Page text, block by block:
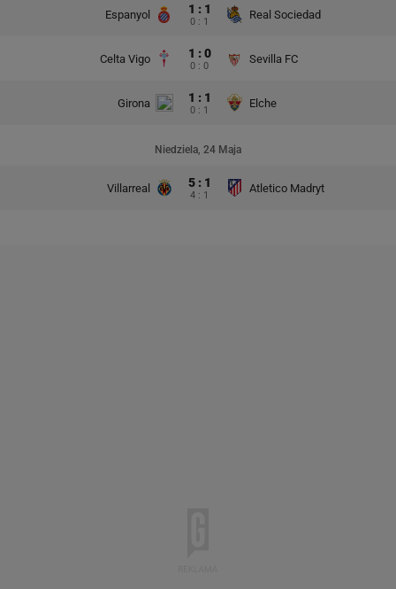
Espanyol 1 : 1
0 : 1
Real Sociedad
Celta Vigo 1 : 0
0 : 0
Sevilla FC
Girona 1 : 1
0 : 1
Elche
Niedziela, 24 Maja
Villarreal 5 : 1
4 : 1
Atletico Madryt